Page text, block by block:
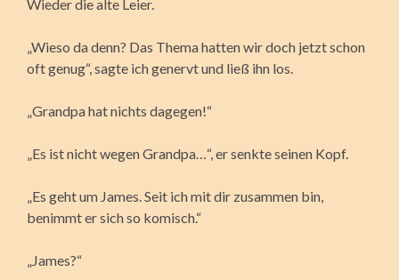
Wieder die alte Leier.
„Wieso da denn? Das Thema hatten wir doch jetzt schon
oft genug“, sagte ich genervt und ließ ihn los.
„Grandpa hat nichts dagegen!“
„Es ist nicht wegen Grandpa…“, er senkte seinen Kopf.
„Es geht um James. Seit ich mit dir zusammen bin,
benimmt er sich so komisch.“
„James?“